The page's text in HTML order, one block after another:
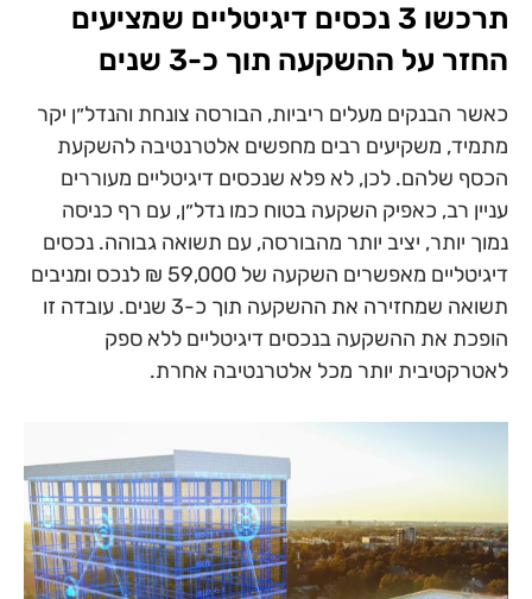
תרכשו 3 נכסים דיגיטליים שמציעים
החזר על ההשקעה תוך כ-3 שנים
כאשר הבנקים מעלים ריביות, הבורסה צונחת והנדל״ן יקר
מתמיד, משקיעים רבים מחפשים אלטרנטיבה להשקעת
הכסף שלהם. לכן, לא פלא שנכסים דיגיטליים מעוררים
עניין רב, כאפיק השקעה בטוח כמו נדל״ן, עם רף כניסה
נמוך יותר, יציב יותר מהבורסה, עם תשואה גבוהה. נכסים
דיגיטליים מאפשרים השקעה של 59,000 ₪ לנכס ומניבים
תשואה שמחזירה את ההשקעה תוך כ-3 שנים. עובדה זו
הופכת את ההשקעה בנכסים דיגיטליים ללא ספק
לאטרקטיבית יותר מכל אלטרנטיבה אחרת.